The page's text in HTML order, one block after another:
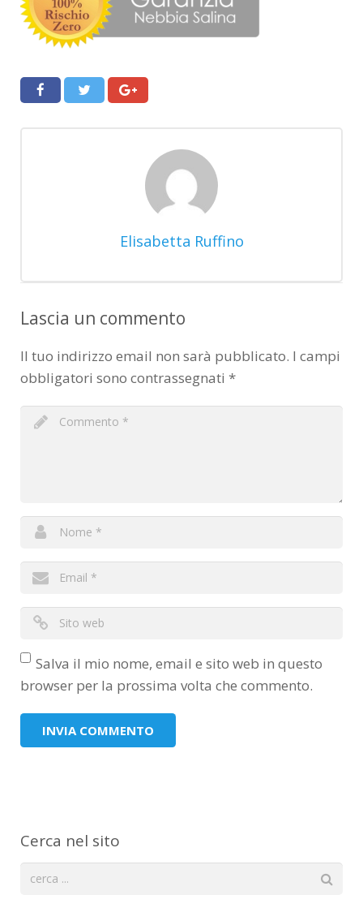
Elisabetta Ruffino
Lascia un commento
Il tuo indirizzo email non sarà pubblicato. I campi
obbligatori sono contrassegnati *
Salva il mio nome, email e sito web in questo
browser per la prossima volta che commento.
Cerca nel sito